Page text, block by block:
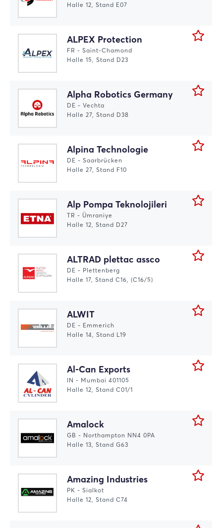
Halle 12, Stand E07
ALPEX Protection
FR - Saint-Chamond
Halle 15, Stand D23
Alpha Robotics Germany
DE - Vechta
Halle 27, Stand D38
Alpina Technologie
DE - Saarbrücken
Halle 27, Stand F10
Alp Pompa Teknolojileri
TR - Ümraniye
Halle 12, Stand D27
ALTRAD plettac assco
DE - Plettenberg
Halle 17, Stand C16, (C16/5)
ALWIT
DE - Emmerich
Halle 14, Stand L19
Al-Can Exports
IN - Mumbai 401105
Halle 12, Stand C01/1
Amalock
GB - Northampton NN4 0PA
Halle 13, Stand G63
Amazing Industries
PK - Sialkot
Halle 12, Stand C74